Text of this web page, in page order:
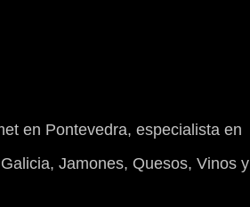
en Pontevedra, especialista en
Jamones, Quesos, Vinos y